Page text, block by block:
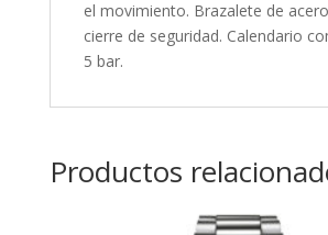
el movimiento. Brazalete de
cierre de seguridad. Calendario
5 bar.
Productos